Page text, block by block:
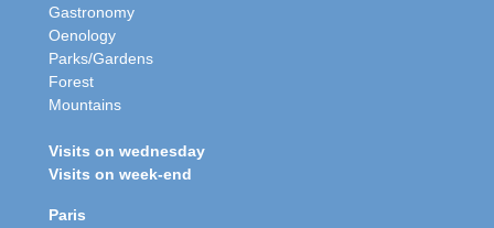
Gastronomy
Oenology
Parks/Gardens
Forest
Mountains
Visits on wednesday
Visits on week-end
Paris